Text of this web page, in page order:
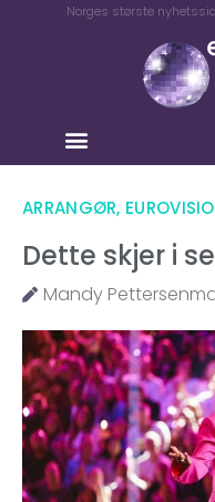
Norges største
ARRANGØR,
Dette skjer i
Mandy Pettersen